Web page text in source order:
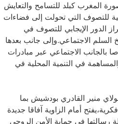
المغرب كبلد للتسامح والتعايش
للتصوف التي تحولت إلى فضاءات
الدور الإيجابي للتصوف في
الاجتماعي.وإلى جانب بعدها
بالجانب الاجتماعي عبر مبادرات
في التنمية المحلية في
منير القادري بودشيش بما
أمام الزاوية آفاقا جديدة
رسالتها في حماية الأمن الروحي